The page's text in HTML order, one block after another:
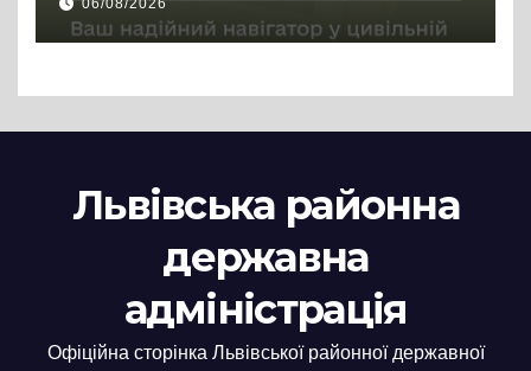
06/08/2026
Львівська районна
державна
адміністрація
Офіційна сторінка Львівської районної державної